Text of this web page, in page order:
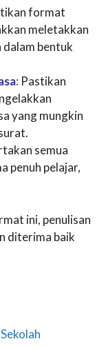
format
meletakkan
dalam bentuk
: Pastikan
yang mungkin
semua
penuh pelajar,
ini, penulisan
diterima baik